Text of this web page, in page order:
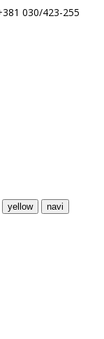
030/423-255
yellow
navi